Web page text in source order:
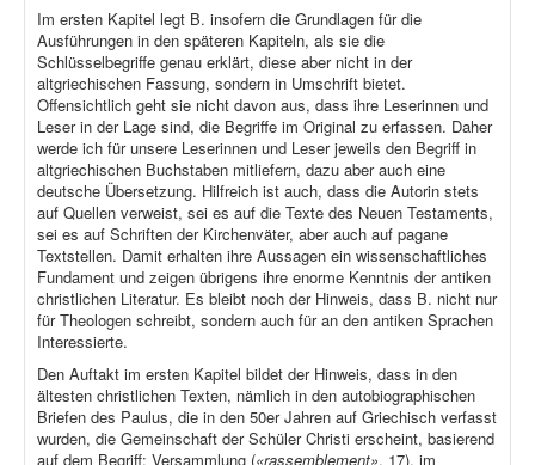
Im ersten Kapitel legt B. insofern die Grundlagen für die
Ausführungen in den späteren Kapiteln, als sie die
Schlüsselbegriffe genau erklärt, diese aber nicht in der
altgriechischen Fassung, sondern in Umschrift bietet.
Offensichtlich geht sie nicht davon aus, dass ihre Leserinnen und
Leser in der Lage sind, die Begriffe im Original zu erfassen. Daher
werde ich für unsere Leserinnen und Leser jeweils den Begriff in
altgriechischen Buchstaben mitliefern, dazu aber auch eine
deutsche Übersetzung. Hilfreich ist auch, dass die Autorin stets
auf Quellen verweist, sei es auf die Texte des Neuen Testaments,
sei es auf Schriften der Kirchenväter, aber auch auf pagane
Textstellen. Damit erhalten ihre Aussagen ein wissenschaftliches
Fundament und zeigen übrigens ihre enorme Kenntnis der antiken
christlichen Literatur. Es bleibt noch der Hinweis, dass B. nicht nur
für Theologen schreibt, sondern auch für an den antiken Sprachen
Interessierte.
Den Auftakt im ersten Kapitel bildet der Hinweis, dass in den
ältesten christlichen Texten, nämlich in den autobiographischen
Briefen des Paulus, die in den 50er Jahren auf Griechisch verfasst
wurden, die Gemeinschaft der Schüler Christi erscheint, basierend
auf dem Begriff: Versammlung («rassemblement», 17), im